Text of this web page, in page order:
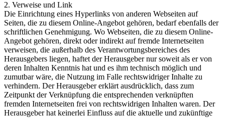
2. Verweise und Link
Die Einrichtung eines Hyperlinks von anderen Webseiten auf
Seiten, die zu diesem Online-Angebot gehören, bedarf ebenfalls der
schriftlichen Genehmigung. Wo Webseiten, die zu diesem Online-
Angebot gehören, direkt oder indirekt auf fremde Internetseiten
verweisen, die außerhalb des Verantwortungsbereiches des
Herausgebers liegen, haftet der Herausgeber nur soweit als er von
deren Inhalten Kenntnis hat und es ihm technisch möglich und
zumutbar wäre, die Nutzung im Falle rechtswidriger Inhalte zu
verhindern. Der Herausgeber erklärt ausdrücklich, dass zum
Zeitpunkt der Verknüpfung die entsprechenden verknüpften
fremden Internetseiten frei von rechtswidrigen Inhalten waren. Der
Herausgeber hat keinerlei Einfluss auf die aktuelle und zukünftige